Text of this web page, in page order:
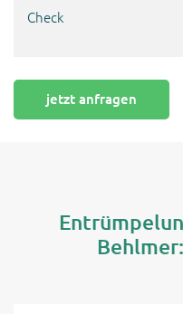
jetzt anfragen